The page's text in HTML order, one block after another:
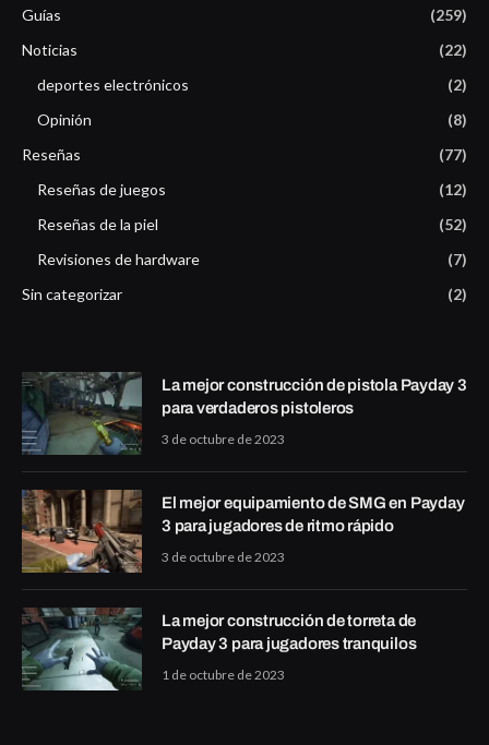
Guías
(259)
Noticias
(22)
deportes electrónicos
(2)
Opinión
(8)
Reseñas
(77)
Reseñas de juegos
(12)
Reseñas de la piel
(52)
Revisiones de hardware
(7)
Sin categorizar
(2)
La mejor construcción de pistola Payday 3
para verdaderos pistoleros
3 de octubre de 2023
El mejor equipamiento de SMG en Payday
3 para jugadores de ritmo rápido
3 de octubre de 2023
La mejor construcción de torreta de
Payday 3 para jugadores tranquilos
1 de octubre de 2023